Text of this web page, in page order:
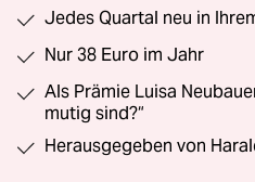
Jedes Quartal neu in
Nur 38 Euro im Jahr
Als Prämie Luisa
mutig sind?“
Herausgegeben von